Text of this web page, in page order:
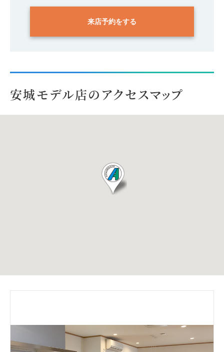
来店予約をする
安城モデル店のアクセスマップ